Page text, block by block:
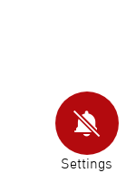
Settings